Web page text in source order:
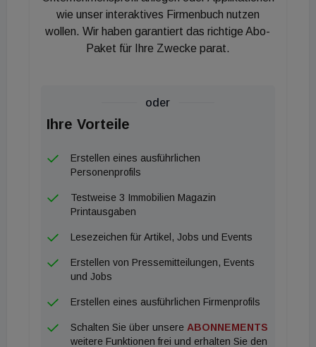
den nächsten 20 Jahren um rund 44 Prozent auf
etwa 6,8 Millionen Menschen ansteigen.
Deutschlandweit fehlen laut einer Studie des
kommen, die den Wohnungsbau ankurbeln und der
steigende Bedarf an altersgerechtem Wohnraum
mitdenken.
Im Alter keine geeignete Wohneinrichtung zu finden,
weil es schlicht zu wenige gibt, befürchtet rund ein
Viertel der Deutschen. Bei 14 Prozent beziehen
12 Prozent auf gute Pflegeeinrichtungen. Die
besonders in ostdeutschen Bundesländern der
Bedarf an seniorengerechtem Wohnraum hoch ist,
wie unser interaktives Firmenbuch nutzen
wollen. Wir haben garantiert das richtige Abo-
Paket für Ihre Zwecke parat.
oder
Ihre Vorteile
Erstellen eines ausführlichen
Personenprofils
Testweise 3 Immobilien Magazin
Printausgaben
Lesezeichen für Artikel, Jobs und Events
Erstellen von Pressemitteilungen, Events
und Jobs
Erstellen eines ausführlichen Firmenprofils
Schalten Sie über unsere ABONNEMENTS
weitere Funktionen frei und erhalten Sie den